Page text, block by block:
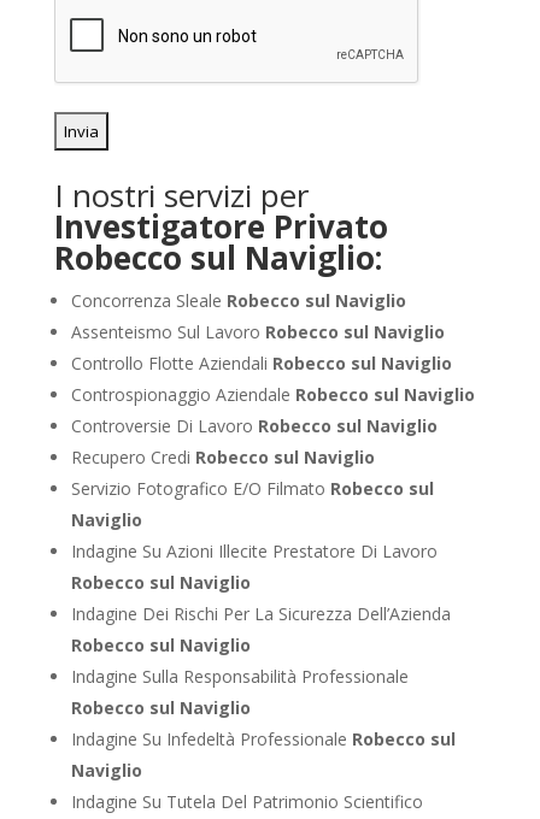
I nostri servizi per
Investigatore Privato
Robecco sul Naviglio:
Concorrenza Sleale Robecco sul Naviglio
Assenteismo Sul Lavoro Robecco sul Naviglio
Controllo Flotte Aziendali Robecco sul Naviglio
Controspionaggio Aziendale Robecco sul Naviglio
Controversie Di Lavoro Robecco sul Naviglio
Recupero Credi Robecco sul Naviglio
Servizio Fotografico E/O Filmato Robecco sul
Naviglio
Indagine Su Azioni Illecite Prestatore Di Lavoro
Robecco sul Naviglio
Indagine Dei Rischi Per La Sicurezza Dell’Azienda
Robecco sul Naviglio
Indagine Sulla Responsabilità Professionale
Robecco sul Naviglio
Indagine Su Infedeltà Professionale Robecco sul
Naviglio
Indagine Su Tutela Del Patrimonio Scientifico